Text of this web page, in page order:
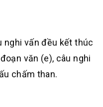
nghi vấn đều kết thúc
văn (e), câu nghi
chấm than.